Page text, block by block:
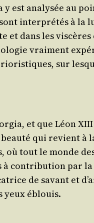
est ana­ly­sée au
inter­pré­tés à la
et dans les
vrai­ment
sur
et que Léon
qui revient
tout le monde
à contri­bu­tion par
de savant et
yeux éblouis.